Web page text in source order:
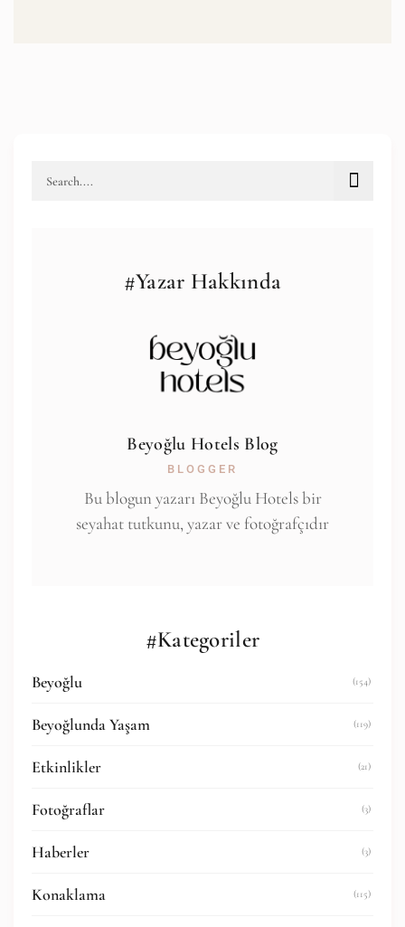
#Yazar Hakkında
Beyoğlu Hotels Blog
BLOGGER
Bu blogun yazarı Beyoğlu Hotels bir
seyahat tutkunu, yazar ve fotoğrafçıdır
#Kategoriler
Beyoğlu (154)
Beyoğlunda Yaşam (119)
Etkinlikler (21)
Fotoğraflar (3)
Haberler (3)
Konaklama (115)